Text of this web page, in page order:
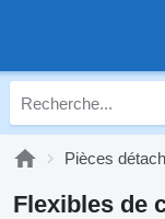
Pièces
Flexibles de